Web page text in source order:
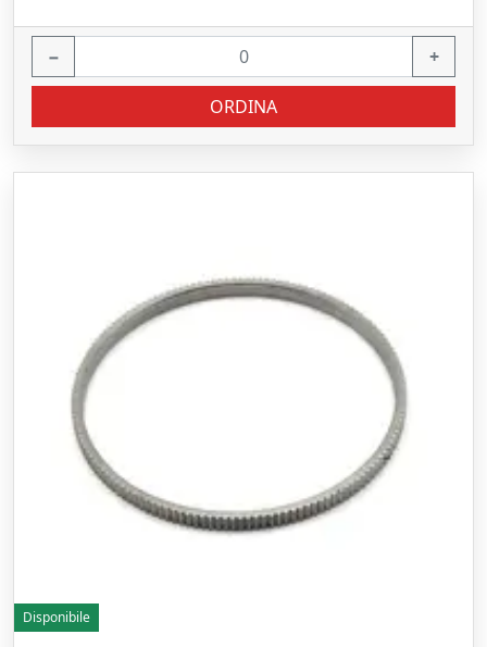
− +
ORDINA
Disponibile